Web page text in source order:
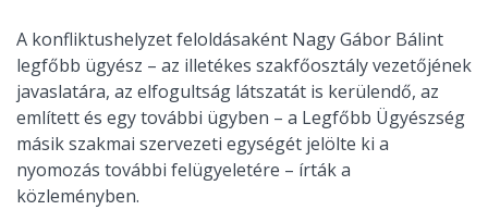
A konfliktushelyzet feloldásaként Nagy Gábor Bálint
legfőbb ügyész – az illetékes szakfőosztály vezetőjének
javaslatára, az elfogultság látszatát is kerülendő, az
említett és egy további ügyben – a Legfőbb Ügyészség
másik szakmai szervezeti egységét jelölte ki a
nyomozás további felügyeletére – írták a
közleményben.